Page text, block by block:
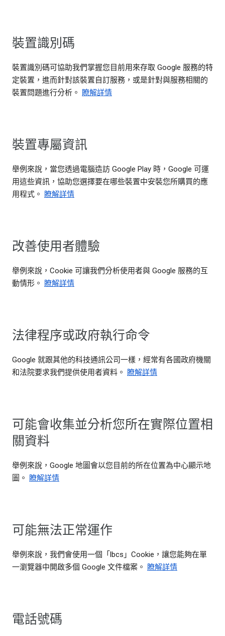
裝置識別碼
裝置識別碼可協助我們掌握您目前用來存取 Google 服務的特
定裝置，進而針對該裝置自訂服務，或是針對與服務相關的
裝置問題進行分析。
瞭解詳情
裝置專屬資訊
舉例來說，當您透過電腦造訪 Google Play 時，Google 可運
用這些資訊，協助您選擇要在哪些裝置中安裝您所購買的應
用程式。
瞭解詳情
改善使用者體驗
舉例來說，Cookie 可讓我們分析使用者與 Google 服務的互
動情形。
瞭解詳情
法律程序或政府執行命令
Google 就跟其他的科技通訊公司一樣，經常有各國政府機關
和法院要求我們提供使用者資料。
瞭解詳情
可能會收集並分析您所在實際位置相
關資料
舉例來說，Google 地圖會以您目前的所在位置為中心顯示地
圖。
瞭解詳情
可能無法正常運作
舉例來說，我們會使用一個「lbcs」Cookie，讓您能夠在單
一瀏覽器中開啟多個 Google 文件檔案。
瞭解詳情
電話號碼